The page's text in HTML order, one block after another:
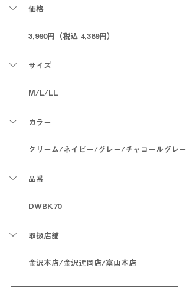
価格
3,990円（税込 4,389円）
サイズ
M/L/LL
カラー
クリーム/ネイビー/グレー/チャコールグレー
品番
DWBK70
取扱店舗
金沢本店/金沢近岡店/富山本店